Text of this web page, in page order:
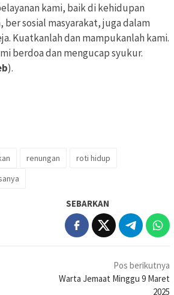
kami, baik di kehidupan
sosial masyarakat, juga dalam
Kuatkanlah dan mampukanlah kami.
berdoa dan mengucap syukur.
).
renungan
roti hidup
SEBARKAN
Pos berikutnya
Warta Jemaat Minggu 9 Maret
2025